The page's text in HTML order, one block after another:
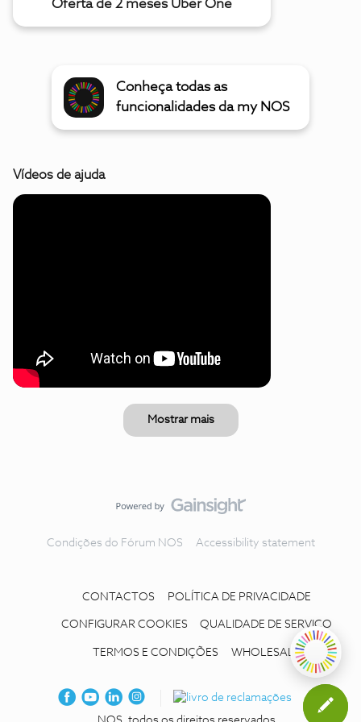
Oferta de 2 meses Uber One
Conheça todas as
funcionalidades da my NOS
Vídeos de ajuda
Mostrar mais
Condições do Fórum NOS Accessibility statement
CONTACTOS POLÍTICA DE PRIVACIDADE
CONFIGURAR COOKIES QUALIDADE DE SERVIÇO
TERMOS E CONDIÇÕES WHOLESALE